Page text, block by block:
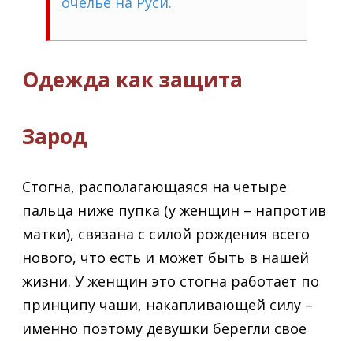
Одежда как защита
Зарод
Стогна, располагающаяся на четыре
пальца ниже пупка (у женщин – напротив
матки), связана с силой рождения всего
нового, что есть и может быть в нашей
жизни. У женщин это стогна работает по
принципу чаши, накапливающей силу –
именно поэтому девушки берегли свое